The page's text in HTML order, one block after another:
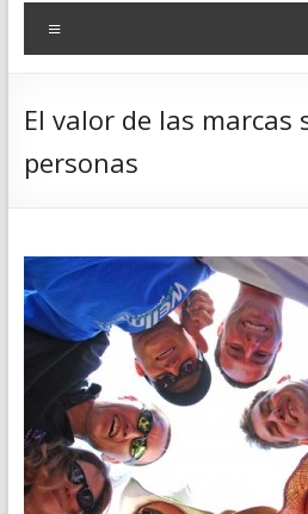
El valor de las marcas
personas